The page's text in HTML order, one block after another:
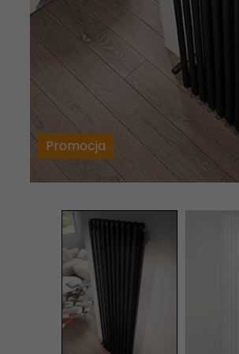
Promocja